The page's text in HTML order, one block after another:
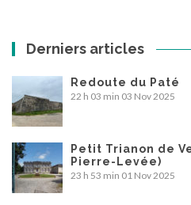
Derniers articles
Redoute du Paté
22 h 03 min 03 Nov 2025
Petit Trianon de
Pierre-Levée)
23 h 53 min 01 Nov 2025